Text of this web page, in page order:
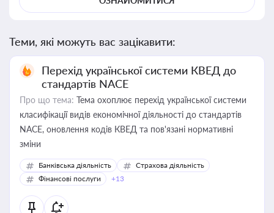
Теми, які можуть вас зацікавити:
Перехід української системи КВЕД до
стандартів NACE
Про що тема: Тема охоплює перехід української системи
класифікації видів економічної діяльності до стандартів
NACE, оновлення кодів КВЕД та пов'язані нормативні
зміни
Банківська діяльність
Страхова діяльність
Фінансові послуги
+13